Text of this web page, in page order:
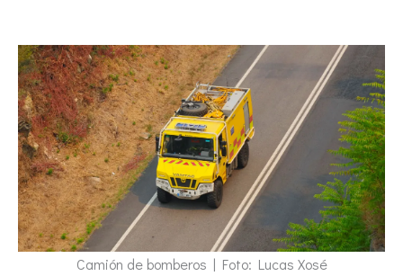
Camión de bomberos | Foto: Lucas Xosé